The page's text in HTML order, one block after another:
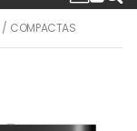
/ COMPACTAS